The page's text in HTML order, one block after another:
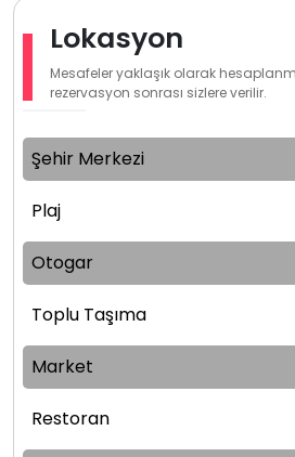
Lokasyon
Mesafeler yaklaşık olarak
rezervasyon sonrası sizlere verilir.
Şehir Merkezi
Plaj
Otogar
Toplu Taşıma
Market
Restoran